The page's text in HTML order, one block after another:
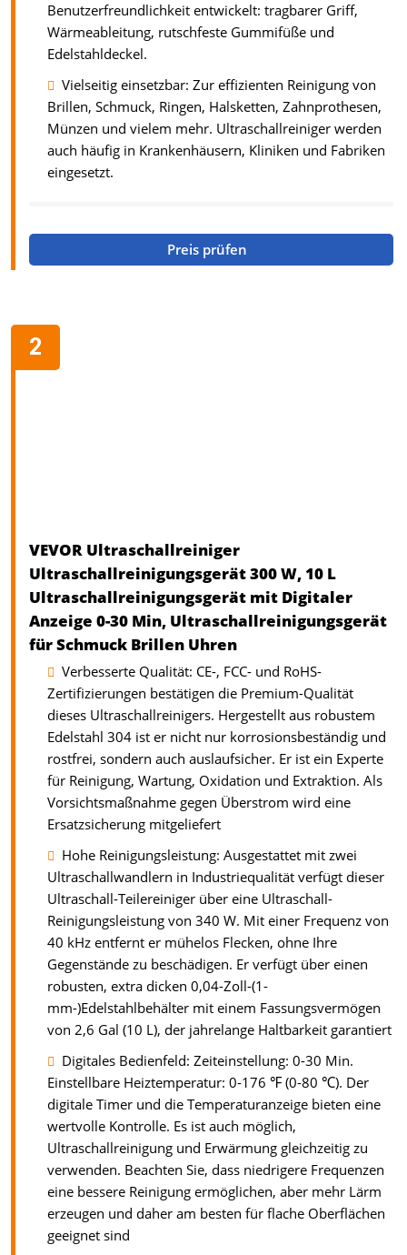
Benutzerfreundlichkeit entwickelt: tragbarer Griff,
Wärmeableitung, rutschfeste Gummifüße und
Edelstahldeckel.
Vielseitig einsetzbar: Zur effizienten Reinigung von
Brillen, Schmuck, Ringen, Halsketten, Zahnprothesen,
Münzen und vielem mehr. Ultraschallreiniger werden
auch häufig in Krankenhäusern, Kliniken und Fabriken
eingesetzt.
Preis prüfen
VEVOR Ultraschallreiniger
Ultraschallreinigungsgerät 300 W, 10 L
Ultraschallreinigungsgerät mit Digitaler
Anzeige 0-30 Min, Ultraschallreinigungsgerät
für Schmuck Brillen Uhren
Verbesserte Qualität: CE-, FCC- und RoHS-
Zertifizierungen bestätigen die Premium-Qualität
dieses Ultraschallreinigers. Hergestellt aus robustem
Edelstahl 304 ist er nicht nur korrosionsbeständig und
rostfrei, sondern auch auslaufsicher. Er ist ein Experte
für Reinigung, Wartung, Oxidation und Extraktion. Als
Vorsichtsmaßnahme gegen Überstrom wird eine
Ersatzsicherung mitgeliefert
Hohe Reinigungsleistung: Ausgestattet mit zwei
Ultraschallwandlern in Industriequalität verfügt dieser
Ultraschall-Teilereiniger über eine Ultraschall-
Reinigungsleistung von 340 W. Mit einer Frequenz von
40 kHz entfernt er mühelos Flecken, ohne Ihre
Gegenstände zu beschädigen. Er verfügt über einen
robusten, extra dicken 0,04-Zoll-(1-
mm-)Edelstahlbehälter mit einem Fassungsvermögen
von 2,6 Gal (10 L), der jahrelange Haltbarkeit garantiert
Digitales Bedienfeld: Zeiteinstellung: 0-30 Min.
Einstellbare Heiztemperatur: 0-176 ℉ (0-80 ℃). Der
digitale Timer und die Temperaturanzeige bieten eine
wertvolle Kontrolle. Es ist auch möglich,
Ultraschallreinigung und Erwärmung gleichzeitig zu
verwenden. Beachten Sie, dass niedrigere Frequenzen
eine bessere Reinigung ermöglichen, aber mehr Lärm
erzeugen und daher am besten für flache Oberflächen
geeignet sind